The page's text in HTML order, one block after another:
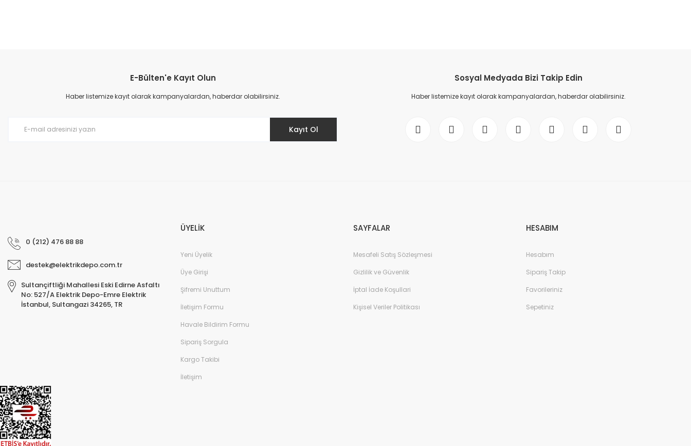
Ürün resmi kalitesiz, bozuk veya görüntülenemiyor.
Ürün açıklamasında eksik bilgiler bulunuyor.
E-Bülten'e Kayıt Olun
Haber listemize kayıt olarak kampanyalardan, haberdar olabilirsiniz.
Kayıt Ol
Sosyal Medyada Bizi Takip Edin
Haber listemize kayıt olarak kampanyalardan, haberdar olabilirsiniz.
0 (212) 476 88 88
destek@elektrikdepo.com.tr
Sultançiftliği Mahallesi Eski Edirne Asfaltı
No: 527/A Elektrik Depo-Emre Elektrik
İstanbul, Sultangazi 34265, TR
ÜYELİK
Yeni Üyelik
Üye Girişi
Şifremi Unuttum
İletişim Formu
Havale Bildirim Formu
Sipariş Sorgula
Kargo Takibi
İletişim
SAYFALAR
Mesafeli Satış Sözleşmesi
Gizlilik ve Güvenlik
İptal İade Koşullari
Kişisel Veriler Politikası
HESABIM
Hesabım
Sipariş Takip
Favorileriniz
Sepetiniz